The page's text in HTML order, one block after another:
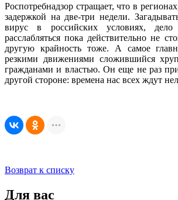
Роспотребнадзор стращает, что в
задержкой на две-три недели.
вирус в российских условиях, дело
расслабляться пока действительно не
другую крайность тоже. А самое
резкими движениями сложившийся
гражданами и властью. Он еще не раз
другой стороне: времена нас всех ждут
Возврат к списку
Для вас